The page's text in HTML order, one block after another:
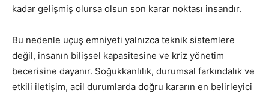
kadar gelişmiş olursa olsun son karar noktası insandır.
Bu nedenle uçuş emniyeti yalnızca teknik sistemlere
değil, insanın bilişsel kapasitesine ve kriz yönetim
becerisine dayanır. Soğukkanlılık, durumsal farkındalık ve
etkili iletişim, acil durumlarda doğru kararın en belirleyici